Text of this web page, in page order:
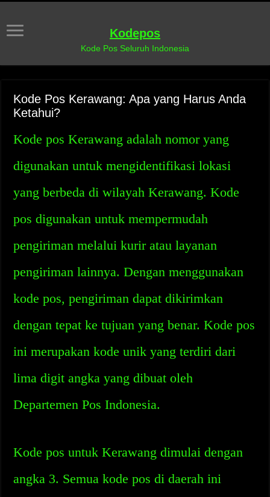
Kodepos
Kode Pos Seluruh Indonesia
Kode Pos Kerawang: Apa yang Harus Anda
Ketahui?
Kode pos Kerawang adalah nomor yang
digunakan untuk mengidentifikasi lokasi
yang berbeda di wilayah Kerawang. Kode
pos digunakan untuk mempermudah
pengiriman melalui kurir atau layanan
pengiriman lainnya. Dengan menggunakan
kode pos, pengiriman dapat dikirimkan
dengan tepat ke tujuan yang benar. Kode pos
ini merupakan kode unik yang terdiri dari
lima digit angka yang dibuat oleh
Departemen Pos Indonesia.
Kode pos untuk Kerawang dimulai dengan
angka 3. Semua kode pos di daerah ini